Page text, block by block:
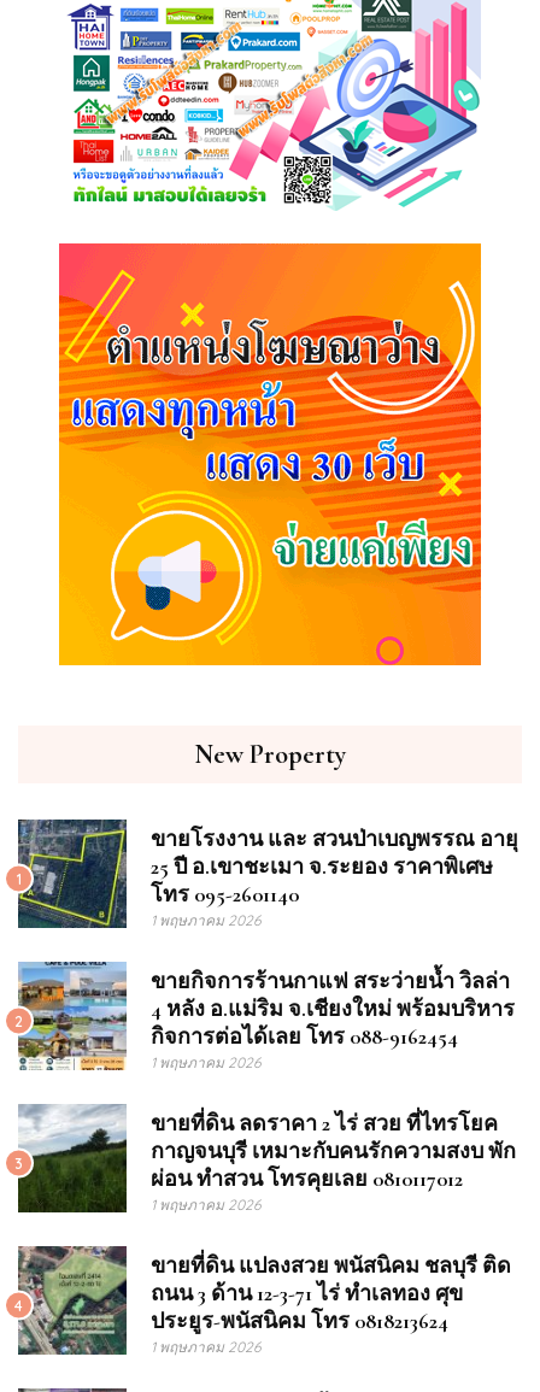
New Property
1
ขายโรงงาน และ สวนป่าเบญพรรณ อายุ
25 ปี อ.เขาชะเมา จ.ระยอง ราคาพิเศษ
โทร 095-2601140
1 พฤษภาคม 2026
2
ขายกิจการร้านกาแฟ สระว่ายน้ำ วิลล่า
4 หลัง อ.แม่ริม จ.เชียงใหม่ พร้อมบริหาร
กิจการต่อได้เลย โทร 088-9162454
1 พฤษภาคม 2026
3
ขายที่ดิน ลดราคา 2 ไร่ สวย ที่ไทรโยค
กาญจนบุรี เหมาะกับคนรักความสงบ พัก
ผ่อน ทำสวน โทรคุยเลย 0810117012
1 พฤษภาคม 2026
4
ขายที่ดิน แปลงสวย พนัสนิคม ชลบุรี ติด
ถนน 3 ด้าน 12-3-71 ไร่ ทำเลทอง ศุข
ประยูร-พนัสนิคม โทร 0818213624
1 พฤษภาคม 2026